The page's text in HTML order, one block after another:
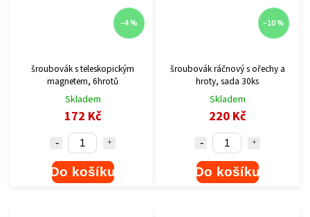
–4 %
šroubovák s teleskopickým
magnetem, 6hrotů
Skladem
172 Kč
Do košíku
–10 %
šroubovák ráčnový s ořechy a
hroty, sada 30ks
Skladem
220 Kč
Do košíku